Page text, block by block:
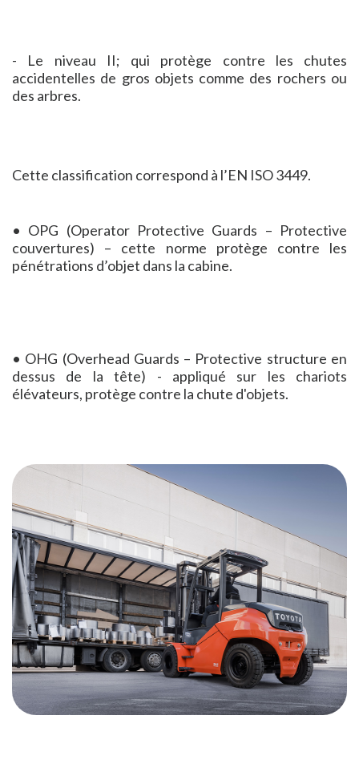
- Le niveau II; qui protège contre les chutes
accidentelles de gros objets comme des rochers ou
des arbres.
Cette classification correspond à l’EN ISO 3449.
• OPG (Operator Protective Guards – Protective
couvertures) – cette norme protège contre les
pénétrations d’objet dans la cabine.
• OHG (Overhead Guards – Protective structure en
dessus de la tête) - appliqué sur les chariots
élévateurs, protège contre la chute d'objets.